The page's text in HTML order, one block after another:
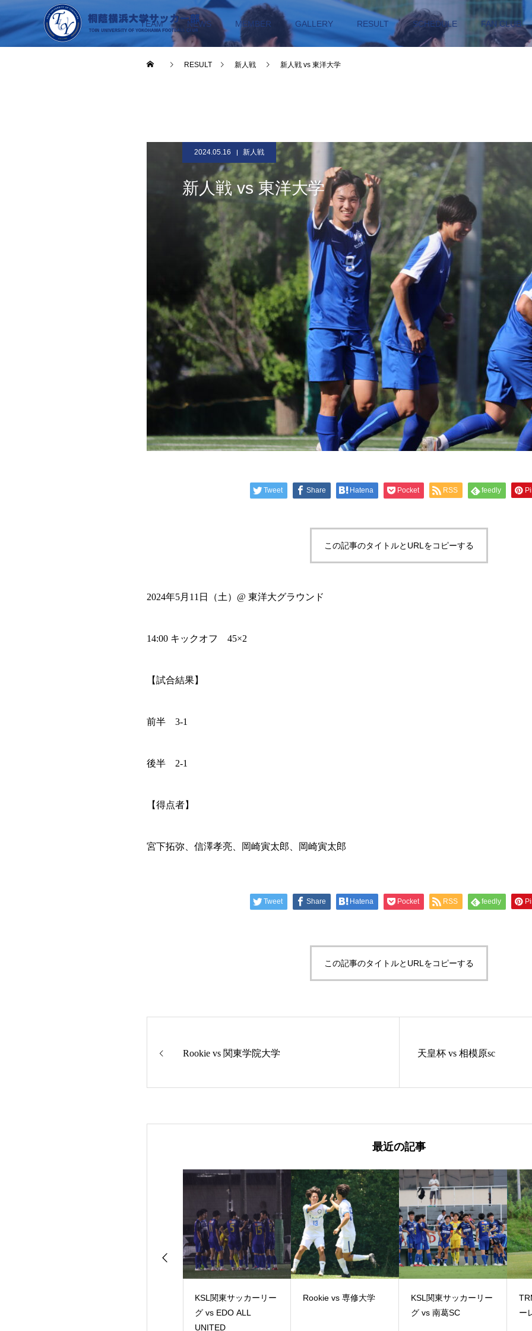
TEAM NEWS MEMBER GALLERY RESULT SCHEDULE FAN CLUB
RESULT 新人戦 新人戦 vs 東洋大学
2024.05.16 新人戦
新人戦 vs 東洋大学
Tweet Share Hatena Pocket RSS feedly
この記事のタイトルとURLをコピーする
2024年5月11日（土）@ 東洋大グラウンド
14:00 キックオフ 45×2
【試合結果】
前半 3-1
後半 2-1
【得点者】
宮下拓弥、信澤孝亮、岡崎寅太郎、岡崎寅太郎
Tweet Share Hatena Pocket RSS feedly
この記事のタイトルとURLをコピーする
Rookie vs 関東学院大学 天皇杯 vs 相模原sc
最近の記事
KSL関東サッカーリー
グ vs EDO ALL
UNITED
Rookie vs 専修大学
KSL関東サッカーリー
グ vs 南葛SC
ー